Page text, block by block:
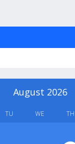
August 2026
TU WE TH